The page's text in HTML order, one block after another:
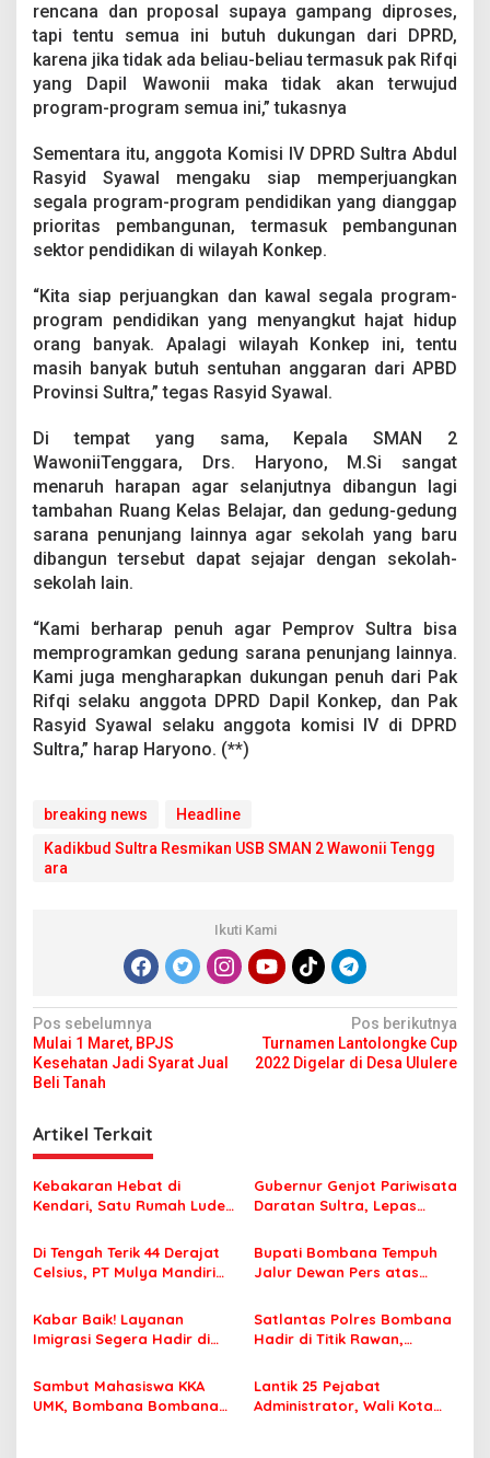
rencana dan proposal supaya gampang diproses,
tapi tentu semua ini butuh dukungan dari DPRD,
karena jika tidak ada beliau-beliau termasuk pak Rifqi
yang Dapil Wawonii maka tidak akan terwujud
program-program semua ini,” tukasnya
Sementara itu, anggota Komisi IV DPRD Sultra Abdul
Rasyid Syawal mengaku siap memperjuangkan
segala program-program pendidikan yang dianggap
prioritas pembangunan, termasuk pembangunan
sektor pendidikan di wilayah Konkep.
“Kita siap perjuangkan dan kawal segala program-
program pendidikan yang menyangkut hajat hidup
orang banyak. Apalagi wilayah Konkep ini, tentu
masih banyak butuh sentuhan anggaran dari APBD
Provinsi Sultra,” tegas Rasyid Syawal.
Di tempat yang sama, Kepala SMAN 2
WawoniiTenggara, Drs. Haryono, M.Si sangat
menaruh harapan agar selanjutnya dibangun lagi
tambahan Ruang Kelas Belajar, dan gedung-gedung
sarana penunjang lainnya agar sekolah yang baru
dibangun tersebut dapat sejajar dengan sekolah-
sekolah lain.
“Kami berharap penuh agar Pemprov Sultra bisa
memprogramkan gedung sarana penunjang lainnya.
Kami juga mengharapkan dukungan penuh dari Pak
Rifqi selaku anggota DPRD Dapil Konkep, dan Pak
Rasyid Syawal selaku anggota komisi IV di DPRD
Sultra,” harap Haryono. (**)
breaking news
Headline
Kadikbud Sultra Resmikan USB SMAN 2 Wawonii Tengg
ara
Ikuti Kami
N
a
v
i
g
a
s
i
p
s
Pos sebelumnya
Mulai 1 Maret, BPJS
Kesehatan Jadi Syarat Jual
Beli Tanah
Pos berikutnya
Turnamen Lantolongke Cup
2022 Digelar di Desa Ululere
Artikel Terkait
Kebakaran Hebat di
Kendari, Satu Rumah Ludes
Gubernur Genjot Pariwisata
Daratan Sultra, Lepas
Tiga Kabupaten Unggulan
Di Tengah Terik 44 Derajat
Celsius, PT Mulya Mandiri
Jamaah Tetap Sehat dan
Nyaman Beribadah
Bupati Bombana Tempuh
Jalur Dewan Pers atas
Korupsi Jembatan Cirauci II
Kabar Baik! Layanan
Imigrasi Segera Hadir di
Perlu Lagi ke Kendari
Satlantas Polres Bombana
Hadir di Titik Rawan,
Sekolah dengan Aman
Sambut Mahasiswa KKA
UMK, Bombana Bombana
Lantik 25 Pejabat
Administrator, Wali Kota